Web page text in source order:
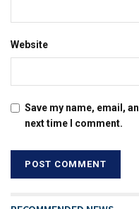
Website
Save my name, email,
next time I comment.